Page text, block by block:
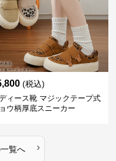
(税込)
ィース靴 マジックテープ式
ウ柄厚底スニーカー
覧へ ›